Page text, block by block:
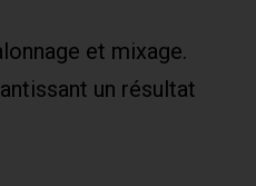
et mixage.
un résultat